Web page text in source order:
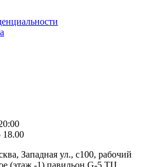
18.00
Западная ул., с100, рабочий
(этаж -1) павильон G-5 ТЦ